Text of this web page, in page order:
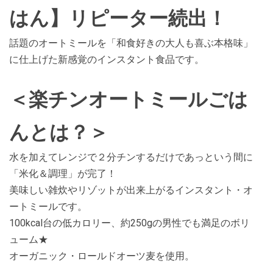
はん】リピーター続出！
話題のオートミールを「和食好きの大人も喜ぶ本格味」
に仕上げた新感覚のインスタント食品です。
＜楽チンオートミールごは
んとは？＞
水を加えてレンジで２分チンするだけであっという間に
「米化＆調理」が完了！
美味しい雑炊やリゾットが出来上がるインスタント・オ
ートミールです。
100kcal台の低カロリー、約250gの男性でも満足のボリ
ューム★
オーガニック・ロールドオーツ麦を使用。